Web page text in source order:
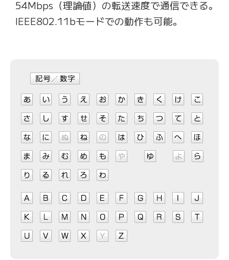
54Mbps（理論値）の転送速度で通信できる。
IEEE802.11bモードでの動作も可能。